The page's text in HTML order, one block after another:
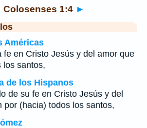
Colosenses 1:4 ►
Américas
fe en Cristo Jesús y del amor que
los santos,
de los Hispanos
de su fe en Cristo Jesús y del
por (hacia) todos los santos,